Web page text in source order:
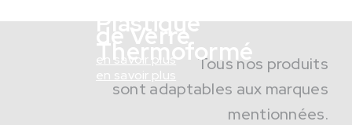
de Verre
en savoir plus
Plastique
Thermoformé
en savoir plus
Tous nos produits
sont adaptables aux marques
mentionnées.